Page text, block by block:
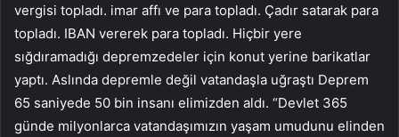
vergisi topladı. imar affı ve para topladı. Çadır satarak para
topladı. IBAN vererek para topladı. Hiçbir yere
sığdıramadığı depremzedeler için konut yerine barikatlar
yaptı. Aslında depremle değil vatandaşla uğraştı Deprem
65 saniyede 50 bin insanı elimizden aldı. “Devlet 365
günde milyonlarca vatandaşımızın yaşam umudunu elinden